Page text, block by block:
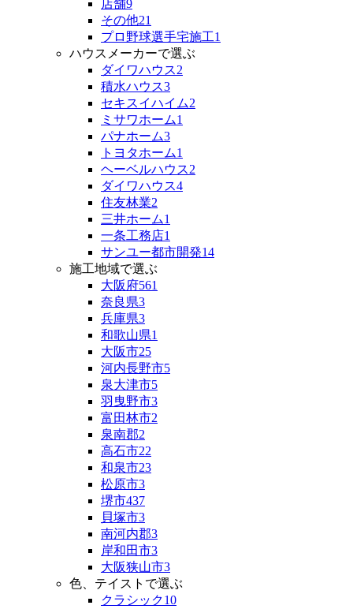
店舗9
その他21
プロ野球選手宅施工1
ハウスメーカーで選ぶ
ダイワハウス2
積水ハウス3
セキスイハイム2
ミサワホーム1
パナホーム3
トヨタホーム1
ヘーベルハウス2
ダイワハウス4
住友林業2
三井ホーム1
一条工務店1
サンユー都市開発14
施工地域で選ぶ
大阪府561
奈良県3
兵庫県3
和歌山県1
大阪市25
河内長野市5
泉大津市5
羽曳野市3
富田林市2
泉南郡2
高石市22
和泉市23
松原市3
堺市437
貝塚市3
南河内郡3
岸和田市3
大阪狭山市3
色、テイストで選ぶ
クラシック10